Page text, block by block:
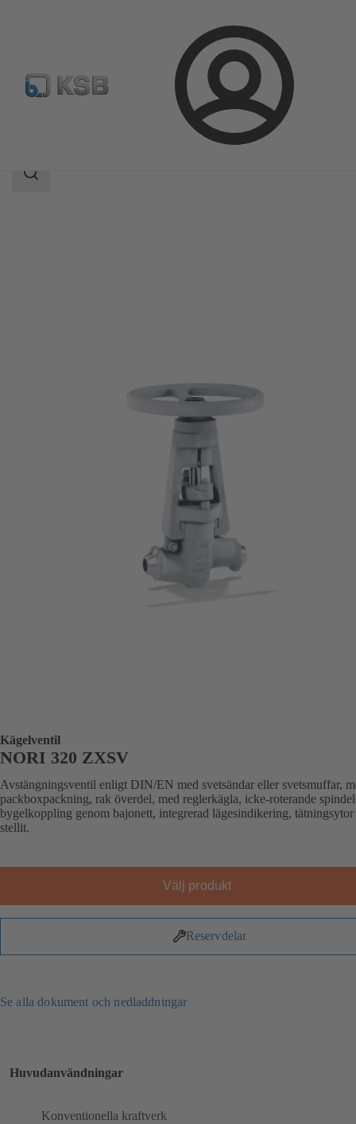
Login
NORI 320 ZXSV
Sökomfattning
Kägelventil
NORI 320 ZXSV
Avstängningsventil enligt DIN/EN med svetsändar eller svetsmuffar,
packboxpackning, rak överdel, med reglerkägla, icke-roterande
bygelkoppling genom bajonett, integrerad lägesindikering, tätningsytor
stellit.
Välj produkt
Reservdelar
Se alla dokument och nedladdningar
Huvudanvändningar
Konventionella kraftverk